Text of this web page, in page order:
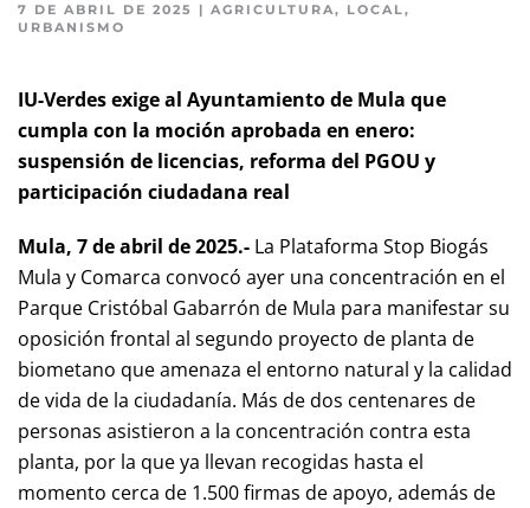
7 DE ABRIL DE 2025 | AGRICULTURA, LOCAL,
URBANISMO
IU-Verdes exige al Ayuntamiento de Mula que
cumpla con la moción aprobada en enero:
suspensión de licencias, reforma del PGOU y
participación ciudadana real
Mula, 7 de abril de 2025.- La Plataforma Stop Biogás
Mula y Comarca convocó ayer una concentración en el
Parque Cristóbal Gabarrón de Mula para manifestar su
oposición frontal al segundo proyecto de planta de
biometano que amenaza el entorno natural y la calidad
de vida de la ciudadanía. Más de dos centenares de
personas asistieron a la concentración contra esta
planta, por la que ya llevan recogidas hasta el
momento cerca de 1.500 firmas de apoyo, además de